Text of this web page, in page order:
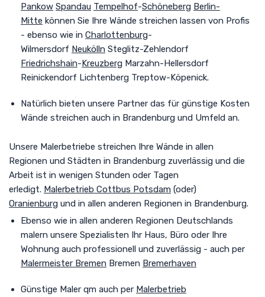
Pankow Spandau Tempelhof-Schöneberg Berlin-
Mitte können Sie Ihre Wände streichen lassen von Profis
- ebenso wie in Charlottenburg-
Wilmersdorf Neukölln Steglitz-Zehlendorf
Friedrichshain-Kreuzberg Marzahn-Hellersdorf
Reinickendorf Lichtenberg Treptow-Köpenick.
Natürlich bieten unsere Partner das für günstige Kosten
Wände streichen auch in Brandenburg und Umfeld an.
Unsere Malerbetriebe streichen Ihre Wände in allen
Regionen und Städten in Brandenburg zuverlässig und die
Arbeit ist in wenigen Stunden oder Tagen
erledigt. Malerbetrieb Cottbus Potsdam (oder)
Oranienburg und in allen anderen Regionen in Brandenburg.
Ebenso wie in allen anderen Regionen Deutschlands
malern unsere Spezialisten Ihr Haus, Büro oder Ihre
Wohnung auch professionell und zuverlässig - auch per
Malermeister Bremen Bremen Bremerhaven
Günstige Maler qm auch per Malerbetrieb